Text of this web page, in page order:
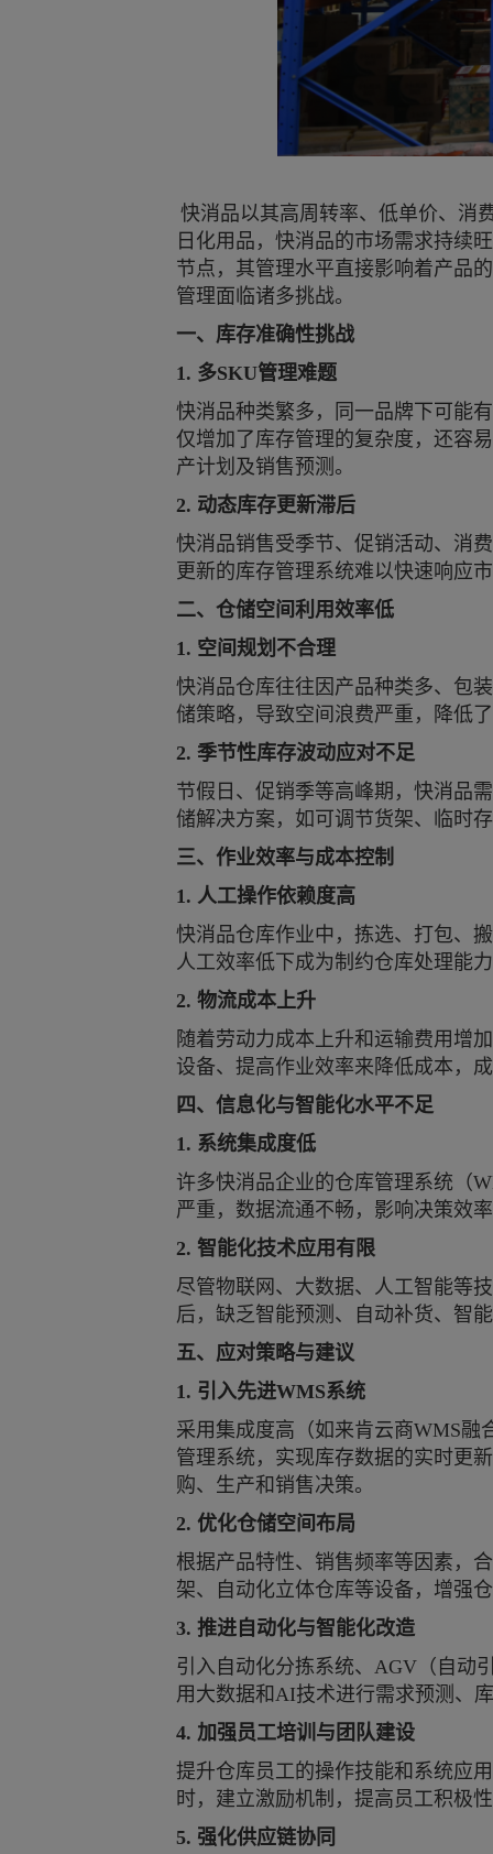
快消品以其高周转率、低单价、消
日化用品，快消品的市场需求持续
节点，其管理水平直接影响着产品
管理面临诸多挑战。
一、库存准确性挑战
1. 多SKU管理难题
快消品种类繁多，同一品牌下可能
仅增加了库存管理的复杂度，还容
产计划及销售预测。
2. 动态库存更新滞后
快消品销售受季节、促销活动、消
更新的库存管理系统难以快速响应
二、仓储空间利用效率低
1. 空间规划不合理
快消品仓库往往因产品种类多、包
储策略，导致空间浪费严重，降低
2. 季节性库存波动应对不足
节假日、促销季等高峰期，快消品
储解决方案，如可调节货架、临时
三、作业效率与成本控制
1. 人工操作依赖度高
快消品仓库作业中，拣选、打包、
人工效率低下成为制约仓库处理能
2. 物流成本上升
随着劳动力成本上升和运输费用增
设备、提高作业效率来降低成本，
四、信息化与智能化水平不足
1. 系统集成度低
许多快消品企业的仓库管理系统（
严重，数据流通不畅，影响决策效
2. 智能化技术应用有限
尽管物联网、大数据、人工智能等
后，缺乏智能预测、自动补货、智
五、应对策略与建议
1. 引入先进WMS系统
采用集成度高 （如来肯云商WMS融
管理系统，实现库存数据的实时更
购、生产和销售决策。
2. 优化仓储空间布局
根据产品特性、销售频率等因素，
架、自动化立体仓库等设备，增强
3. 推进自动化与智能化改造
引入自动化分拣系统、 AGV（自动
用大数据和AI技术进行需求预测、
4. 加强员工培训与团队建设
提升仓库员工的操作技能和系统应
时，建立激励机制，提高员工积极
5. 强化供应链协同